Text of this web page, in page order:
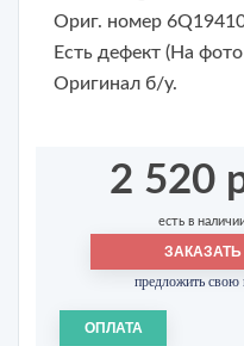
Ориг. номер
Есть дефект (На
Оригинал б/у.
2 520
есть в
ЗАКАЗАТЬ
предложить свою
ОПЛАТА